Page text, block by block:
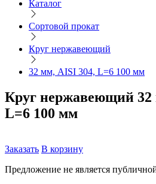
Каталог
Сортовой прокат
Круг нержавеющий
32 мм, AISI 304, L=6 100 мм
Круг нержавеющий 32
L=6 100 мм
Заказать В корзину
Предложение не является